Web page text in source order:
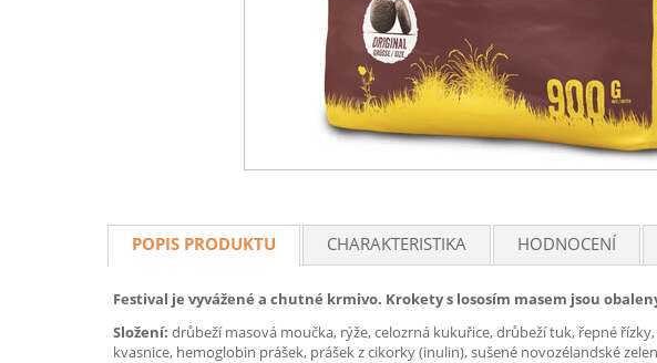
POPIS PRODUKTU CHARAKTERISTIKA HODNOCENÍ
Festival je vyvážené a chutné krmivo. Krokety s lososím masem jsou
Složení: drůbeží masová moučka, rýže, celozrná kukuřice, drůbeží tuk, řepné
kvasnice, hemoglobin prášek, prášek z cikorky (inulin), sušené novozélandské